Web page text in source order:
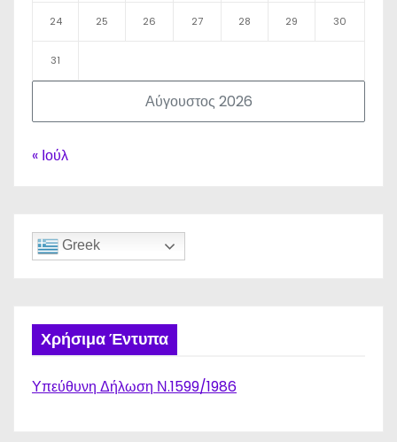
Αύγουστος 2026
24 25 26 27 28 29 30
31
« Ιούλ
Greek
Χρήσιμα Έντυπα
Υπεύθυνη Δήλωση Ν.1599/1986